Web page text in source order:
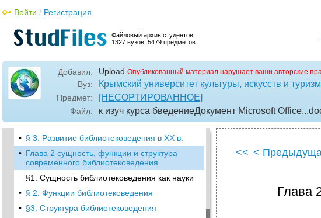
Файловый архив студентов.
1327 вузов, 5479 предметов.
Войти / Регистрация
Добавил: Upload Опубликованный материал нарушает ваши авторские
Вуз: Крымский университет культуры, искусств и
Предмет: [НЕСОРТИРОВАННОЕ]
Файл: к изуч курса бведениеДокумент Microsoft Office..
• Раздел I теоретические основы
• Глава 1 основные этапы развития
библиотековедения
§1. Предыстория библиотековедения
(возникновение и развитие
библиотековедческой мысли, середина II
тысячелетия до н.Э. – XVIII в.)
§2. Возникновение и становление
библиотековедения как научной и учебной
дисциплины (XIX в.)
• § 3. Развитие библиотековедения в XX в.
• Глава 2 сущность, функции и структура
современного библиотековедения
§1. Сущность библиотековедения как науки
• § 2. Функции библиотековедения
• §3. Структура библиотековедения
<< <
Глава